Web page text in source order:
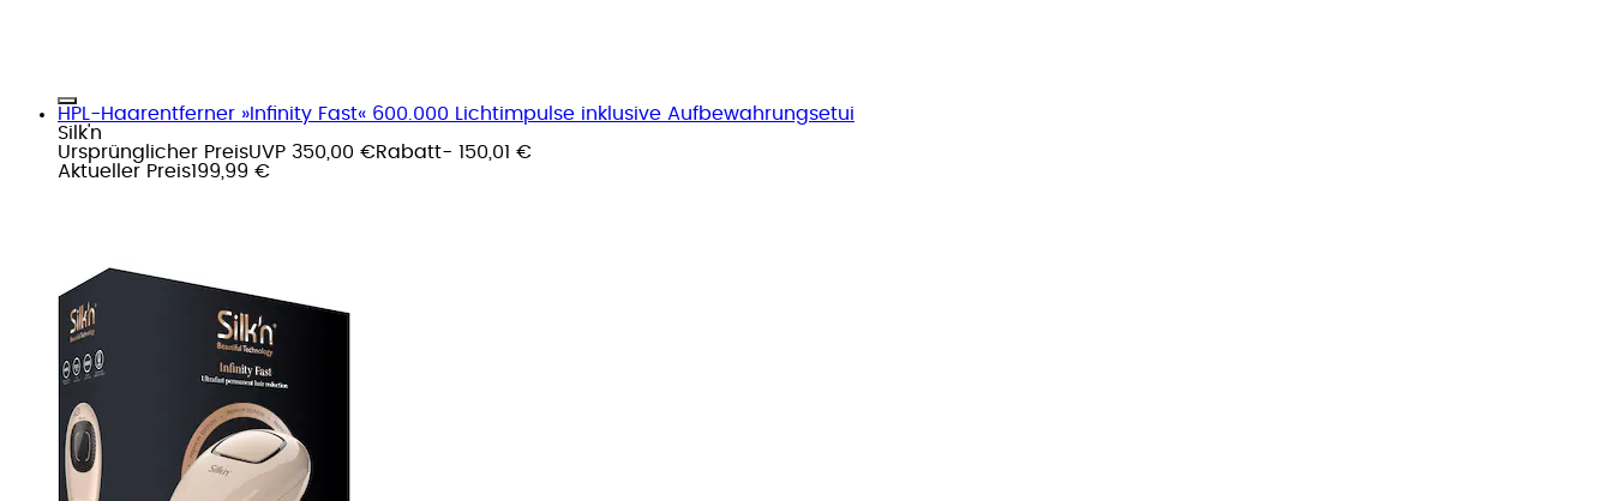
HPL-Haarentferner »Infinity Fast« 600.000 Lichtimpulse inklusive Aufbewahrungsetui
Silk'n
Ursprünglicher PreisUVP 350,00 €Rabatt- 150,01 €
Aktueller Preis199,99 €